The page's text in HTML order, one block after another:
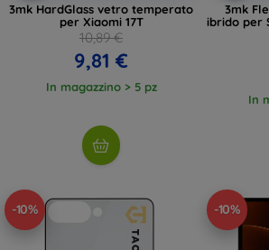
3mk HardGlass vetro temperato
per Xiaomi 17T
10,89 €
9,81 €
In magazzino > 5 pz
3mk
ibrido per
In
-10% -10%